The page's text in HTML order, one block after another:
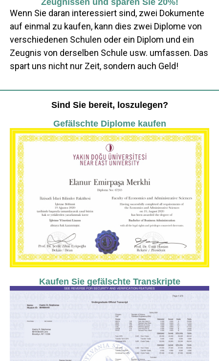
Zeugnissen und sparen Sie 20%!
Wenn Sie daran interessiert sind, zwei Dokumente
auf einmal zu kaufen, kann dies zwei Diplome von
verschiedenen Schulen oder ein Diplom und ein
Zeugnis von derselben Schule usw. umfassen. Das
spart uns nicht nur Zeit, sondern auch Geld!
Sind Sie bereit, loszulegen?
Gefälschte Diplome kaufen
Kaufen Sie gefälschte Transkripte